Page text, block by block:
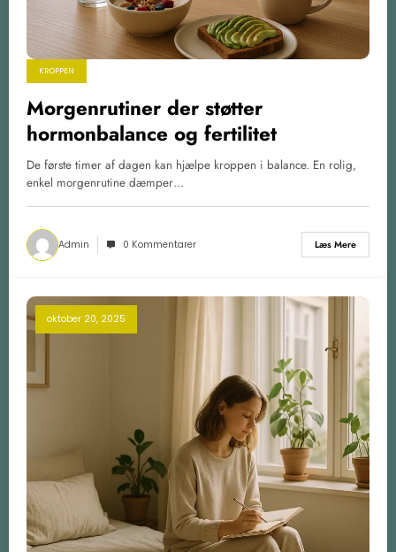
KROPPEN
Morgenrutiner der støtter
hormonbalance og fertilitet
De første timer af dagen kan hjælpe kroppen i balance. En rolig,
enkel morgenrutine dæmper…
Admin 0 Kommentarer Læs Mere
oktober 20, 2025